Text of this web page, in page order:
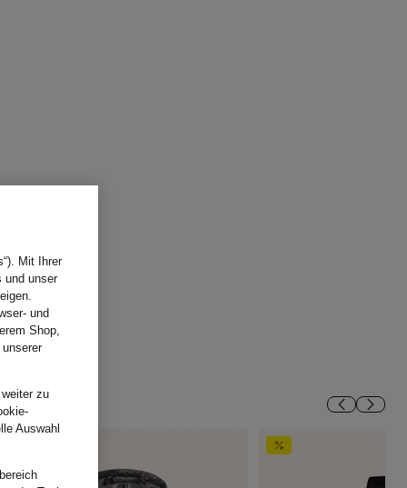
Mit Ihrer
und unser
und
Shop,
zu
Auswahl